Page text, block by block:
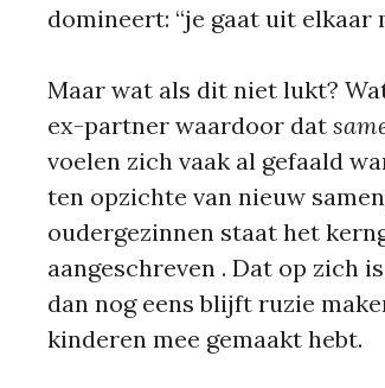
domineert: “je gaat uit elkaar
Maar wat als dit niet lukt?
ex-partner waardoor dat
voelen zich vaak al gefaald
ten opzichte van nieuw
oudergezinnen staat het
aangeschreven . Dat op zich
dan nog eens blijft ruzie
kinderen mee gemaakt hebt.